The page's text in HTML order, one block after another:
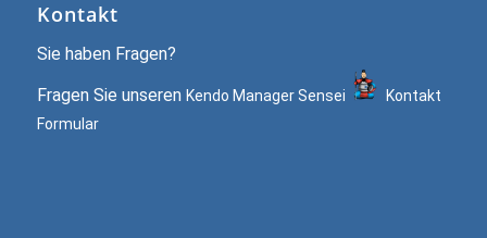
Kontakt
Sie haben Fragen?
Fragen Sie unseren Kendo Manager Sensei
Kontakt
Formular